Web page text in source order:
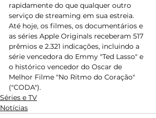
rapidamente do que qualquer outro
serviço de streaming em sua estreia.
Até hoje, os filmes, os documentários e
as séries Apple Originals receberam 517
prêmios e 2.321 indicações, incluindo a
série vencedora do Emmy "Ted Lasso" e
o histórico vencedor do Oscar de
Melhor Filme "No Ritmo do Coração"
("CODA").
Séries e TV
Notícias